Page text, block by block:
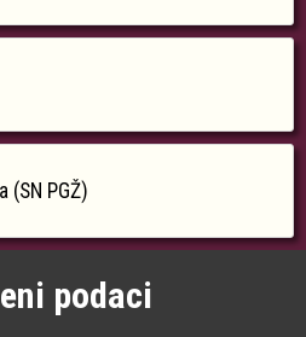
(SN PGŽ)
podaci